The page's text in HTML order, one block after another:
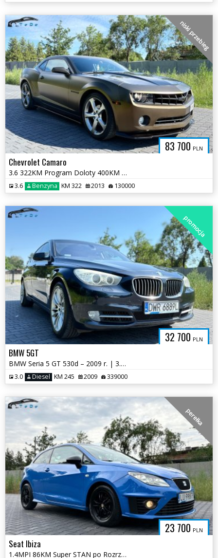
83 700 PLN
niski przebieg
Chevrolet Camaro
3.6 322KM Program Doloty 400KM Serwis ASO 2 kluczyki Pełna Dokumetacja
3.6 Benzyna KM 322 2013 130000
32 700 PLN
promocja
BMW 5GT
BMW Seria 5 GT 530d – 2009 r. | 3.0 Diesel 245 KM | Automat | Bogate w
3.0 Diesel KM 245 2009 339000
23 700 PLN
perełka
Seat Ibiza
1.4MPI 86KM Super STAN po Rozrządzie Oryginał pakiet CUPRA